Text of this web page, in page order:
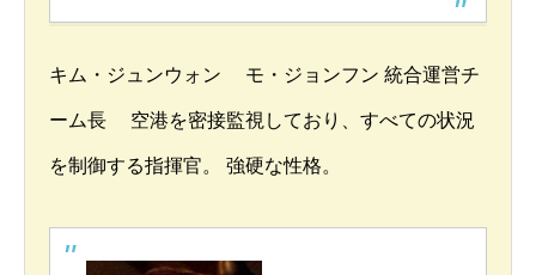
キム・ジュンウォン モ・ジョンフン 統合運営チ
ーム長 空港を密接監視しており、すべての状況
を制御する指揮官。 強硬な性格。